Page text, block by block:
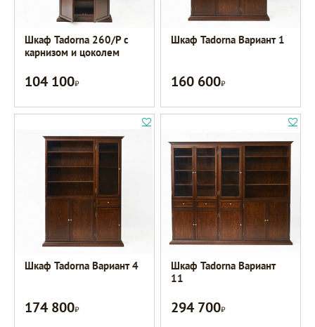
Шкаф Tadorna 260/Р с
карнизом и цоколем
104 100Р
Шкаф Tadorna Вариант 1
160 600Р
Шкаф Tadorna Вариант 4
174 800Р
Шкаф Tadorna Вариант
11
294 700Р